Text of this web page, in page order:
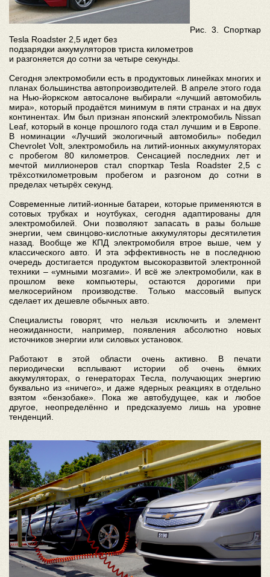
Рис. 3. Спорткар
Tesla Roadster 2,5 идет без
подзарядки аккумуляторов триста километров
и разгоняется до сотни за четыре секунды.
Сегодня электромобили есть в продуктовых линейках многих и
планах большинства автопроизводителей. В апреле этого года
на Нью-йоркском автосалоне выбирали «лучший автомобиль
мира», который продаётся минимум в пяти странах и на двух
континентах. Им был признан японский электромобиль Nissan
Leaf, который в конце прошлого года стал лучшим и в Европе.
В номинации «Лучший экологичный автомобиль» победил
Chevrolet Volt, электромобиль на литий-ионных аккумуляторах
с пробегом 80 километров. Сенсацией последних лет и
мечтой миллионеров стал спорткар Tesla Roadster 2,5 с
трёхсоткилометровым пробегом и разгоном до сотни в
пределах четырёх секунд.
Современные литий-ионные батареи, которые применяются в
сотовых трубках и ноутбуках, сегодня адаптированы для
электромобилей. Они позволяют запасать в разы больше
энергии, чем свинцово-кислотные аккумуляторы десятилетия
назад. Вообще же КПД электромобиля втрое выше, чем у
классического авто. И эта эффективность не в последнюю
очередь достигается продуктом высокоразвитой электронной
техники – «умными мозгами». И всё же электромобили, как в
прошлом веке компьютеры, остаются дорогими при
мелкосерийном производстве. Только массовый выпуск
сделает их дешевле обычных авто.
Специалисты говорят, что нельзя исключить и элемент
неожиданности, например, появления абсолютно новых
источников энергии или силовых установок.
Работают в этой области очень активно. В печати
периодически всплывают истории об очень ёмких
аккумуляторах, о генераторах Тесла, получающих энергию
буквально из «ничего», и даже ядерных реакциях в отдельно
взятом «бензобаке». Пока же автобудущее, как и любое
другое, неопределённо и предсказуемо лишь на уровне
тенденций.